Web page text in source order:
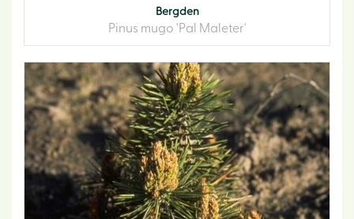
Bergden
Pinus mugo 'Pal Maleter'